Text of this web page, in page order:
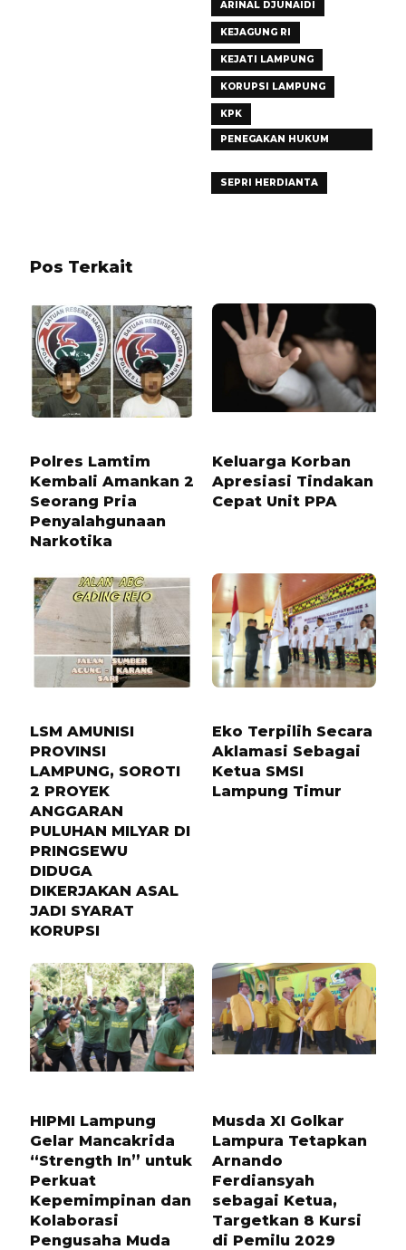
ARINAL DJUNAIDI
KEJAGUNG RI
KEJATI LAMPUNG
KORUPSI LAMPUNG
KPK
PENEGAKAN HUKUM
SEPRI HERDIANTA
Pos Terkait
Polres Lamtim
Kembali Amankan 2
Seorang Pria
Penyalahgunaan
Narkotika
Keluarga Korban
Apresiasi Tindakan
Cepat Unit PPA
LSM AMUNISI
PROVINSI
LAMPUNG, SOROTI
2 PROYEK
ANGGARAN
PULUHAN MILYAR DI
PRINGSEWU
DIDUGA
DIKERJAKAN ASAL
JADI SYARAT
KORUPSI
Eko Terpilih Secara
Aklamasi Sebagai
Ketua SMSI
Lampung Timur
HIPMI Lampung
Gelar Mancakrida
“Strength In” untuk
Perkuat
Kepemimpinan dan
Kolaborasi
Pengusaha Muda
Musda XI Golkar
Lampura Tetapkan
Arnando
Ferdiansyah
sebagai Ketua,
Targetkan 8 Kursi
di Pemilu 2029